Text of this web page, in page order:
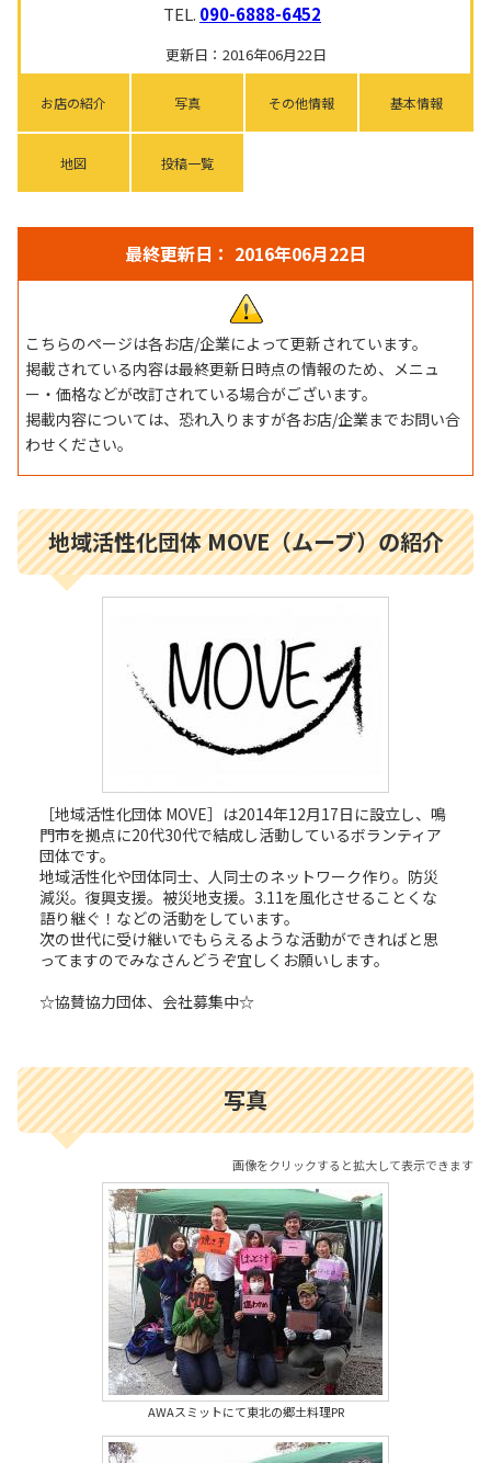
TEL. 090-6888-6452
更新日：2016年06月22日
お店の紹介 写真 その他情報 基本情報
地図 投稿一覧
最終更新日： 2016年06月22日
こちらのページは各お店/企業によって更新されています。
掲載されている内容は最終更新日時点の情報のため、メニュ
ー・価格などが改訂されている場合がございます。
掲載内容については、恐れ入りますが各お店/企業までお問い合
わせください。
地域活性化団体 MOVE（ムーブ）の紹介
［地域活性化団体 MOVE］は2014年12月17日に設立し、鳴
門市を拠点に20代30代で結成し活動しているボランティア
団体です。
地域活性化や団体同士、人同士のネットワーク作り。防災
減災。復興支援。被災地支援。3.11を風化させることくな
語り継ぐ！などの活動をしています。
次の世代に受け継いでもらえるような活動ができればと思
ってますのでみなさんどうぞ宜しくお願いします。
☆協賛協力団体、会社募集中☆
写真
画像をクリックすると拡大して表示できます
AWAスミットにて東北の郷土料理PR